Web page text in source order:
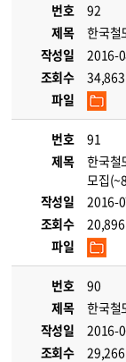
번호
92
제목
한국철
작성일
2016-
조회수
34,863
파일
번호
91
제목
한국철
모집
작성일
2016-
조회수
20,896
파일
번호
90
제목
한국철
작성일
2016-
조회수
29,266